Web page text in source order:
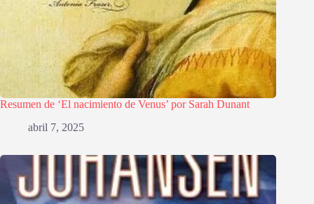
Resumen de ‘El nacimiento de Venus’ por Sarah Dunant
abril 7, 2025